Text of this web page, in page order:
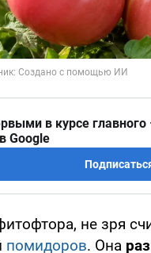
в курсе
Google
не зря
помидоров. Она